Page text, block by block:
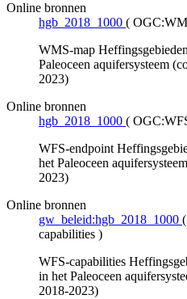
Online bronnen
hgb_2018_1000 (
WMS-map
Paleoceen aquifersysteem
2023)
Online bronnen
hgb_2018_1000 (
WFS-endpoint
het Paleoceen
2023)
Online bronnen
gw_beleid:hgb_2018_1000 (
capabilities )
WFS-capabilities
in het Paleoceen
2018-2023)